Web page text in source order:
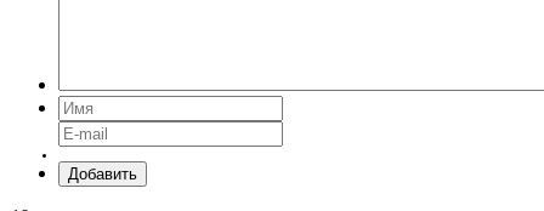
Добавить